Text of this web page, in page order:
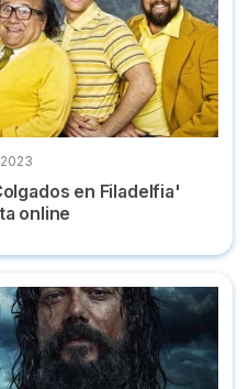
en Filadelfia'
online
'Sin límites' online y gratis